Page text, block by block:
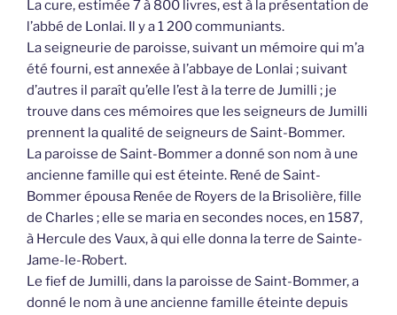
La cure, estimée 7 à 800 livres, est à la présentation de
l’abbé de Lonlai. Il y a 1 200 communiants.
La seigneurie de paroisse, suivant un mémoire qui m’a
été fourni, est annexée à l’abbaye de Lonlai ; suivant
d’autres il paraît qu’elle l’est à la terre de Jumilli ; je
trouve dans ces mémoires que les seigneurs de Jumilli
prennent la qualité de seigneurs de Saint-Bommer.
La paroisse de Saint-Bommer a donné son nom à une
ancienne famille qui est éteinte. René de Saint-
Bommer épousa Renée de Royers de la Brisolière, fille
de Charles ; elle se maria en secondes noces, en 1587,
à Hercule des Vaux, à qui elle donna la terre de Sainte-
Jame-le-Robert.
Le fief de Jumilli, dans la paroisse de Saint-Bommer, a
donné le nom à une ancienne famille éteinte depuis